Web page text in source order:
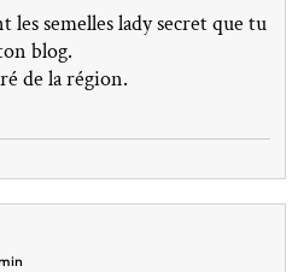
semelles lady secret que tu
blog.
de la région.